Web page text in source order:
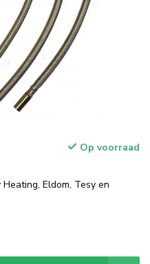
Op voorraad
Eldom, Tesy en